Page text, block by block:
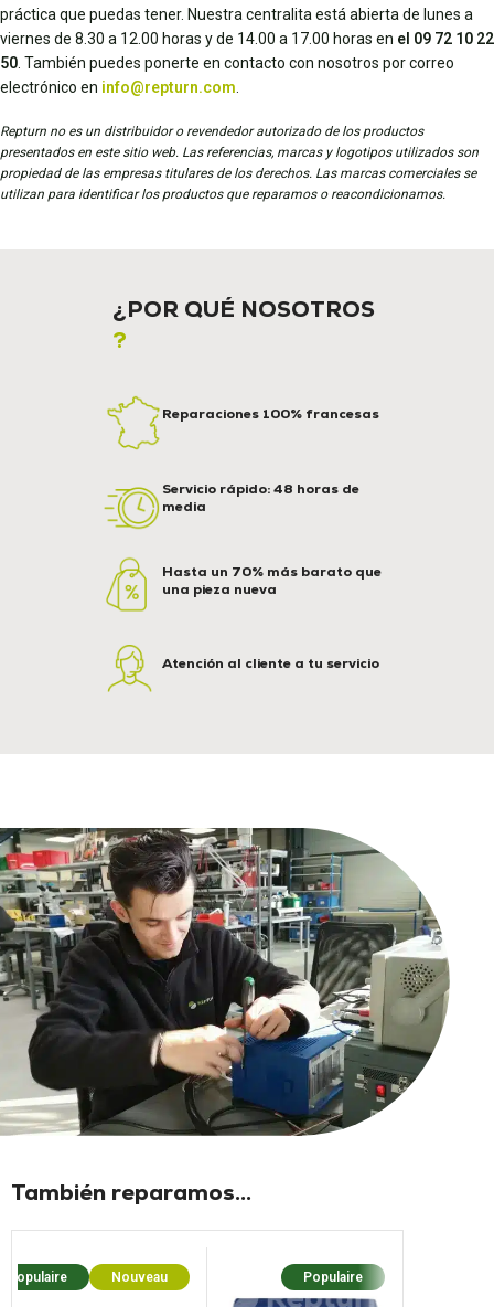
práctica que puedas tener. Nuestra centralita está abierta de lunes a
viernes de 8.30 a 12.00 horas y de 14.00 a 17.00 horas en el 09 72 10 22
50 . También puedes ponerte en contacto con nosotros por correo
electrónico en info@repturn.com
Repturn no es un distribuidor o revendedor autorizado de los productos
presentados en este sitio web. Las referencias, marcas y logotipos utilizados son
propiedad de las empresas titulares de los derechos. Las marcas comerciales se
utilizan para identificar los productos que reparamos o reacondicionamos.
¿POR QUÉ NOSOTROS
?
Reparaciones 100% francesas
Servicio rápido: 48 horas de
media
Hasta un 70% más barato que
una pieza nueva
Atención al cliente a tu servicio
También reparamos...
Populaire Nouveau Populaire